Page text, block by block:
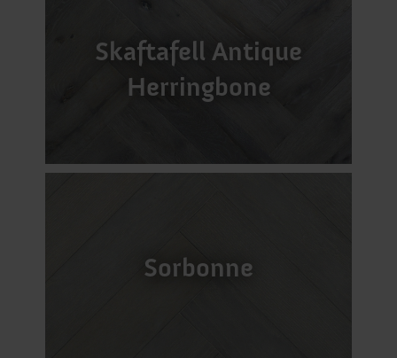
Skaftafell Antique
Herringbone
Sorbonne